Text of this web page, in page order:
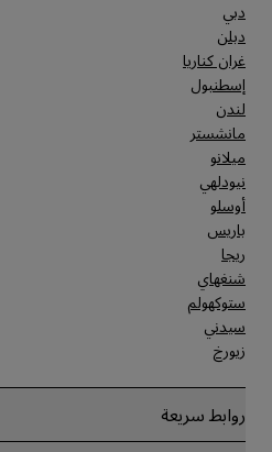
دبي
دبلن
غران كناريا
إسطنبول
لندن
مانشستر
ميلانو
نيودلهي
أوسلو
باريس
ريجا
شنغهاي
ستوكهولم
سيدني
زيورخ
روابط سريعة